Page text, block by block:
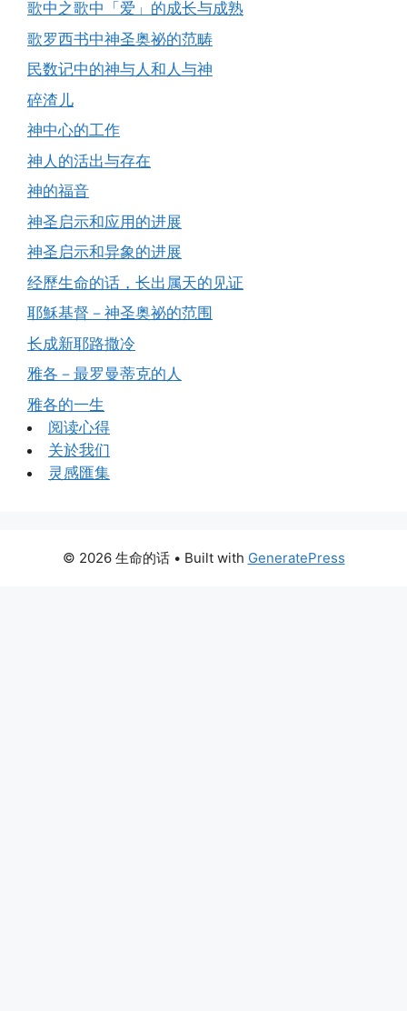
歌中之歌中「爱」的成长与成熟
歌罗西书中神圣奥祕的范畴
民数记中的神与人和人与神
碎渣儿
神中心的工作
神人的活出与存在
神的福音
神圣启示和应用的进展
神圣启示和异象的进展
经歷生命的话，长出属天的见证
耶穌基督－神圣奥祕的范围
长成新耶路撒冷
雅各－最罗曼蒂克的人
雅各的一生
阅读心得
关於我们
灵感匯集
© 2026 生命的话• Built with GeneratePress